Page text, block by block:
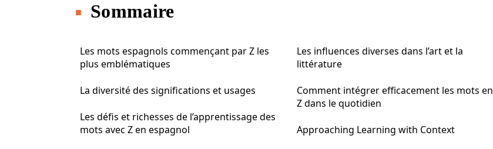
Sommaire
Les mots espagnols commençant par Z les
plus emblématiques
La diversité des significations et usages
Les défis et richesses de l’apprentissage des
mots avec Z en espagnol
Les influences diverses dans l’art et la
littérature
Comment intégrer efficacement les mots en
Z dans le quotidien
Approaching Learning with Context